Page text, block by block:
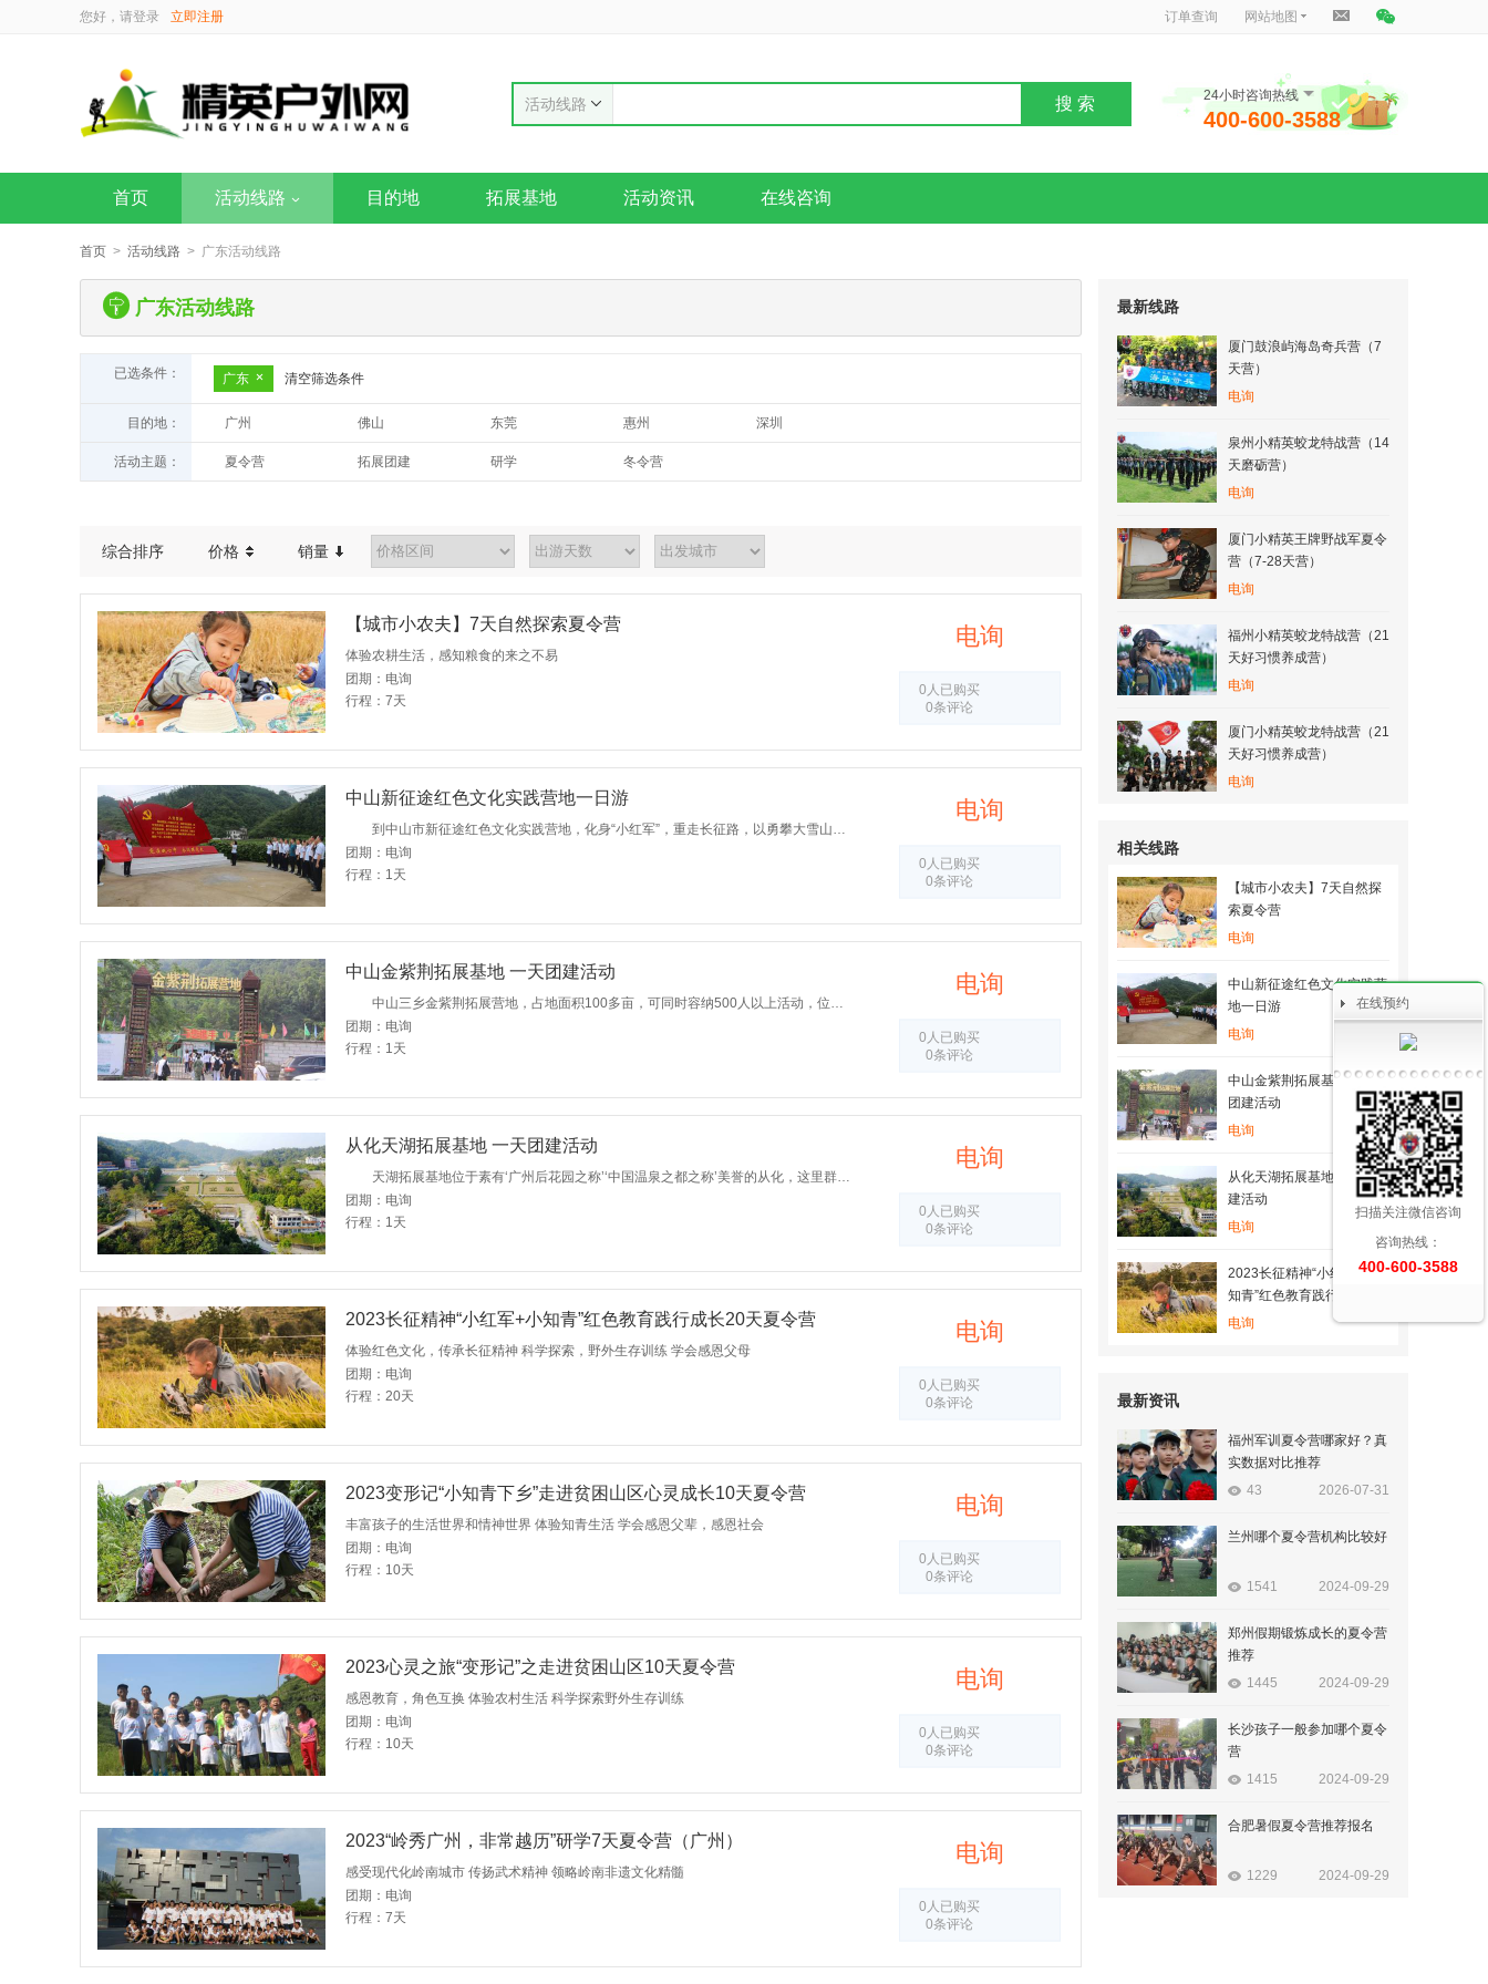
您好，请登录 立即注册 订单查询 网站地图
活动线路 搜 索 24小时咨询热线
400-600-3588
首页 活动线路 目的地 拓展基地 活动资讯 在线咨询
首页 > 活动线路 > 广东活动线路
广东活动线路
已选条件： 广东 清空筛选条件
目的地： 广州 佛山 东莞 惠州 深圳
活动主题： 夏令营 拓展团建 研学 冬令营
综合排序 价格 销量
【城市小农夫】7天自然探索夏令营
体验农耕生活，感知粮食的来之不易
团期：电询
行程：7天
电询
0人已购买
0条评论
中山新征途红色文化实践营地一日游
到中山市新征途红色文化实践营地，化身“小红军”，重走长征路，以勇攀大雪山、追击炮大战、农耕体验等活动，感受长征的艰苦卓越和伟大长征精神。
团期：电询
行程：1天
电询
0人已购买
0条评论
中山金紫荆拓展基地 一天团建活动
中山三乡金紫荆拓展营地，占地面积100多亩，可同时容纳500人以上活动，位于风景优美的石人山脚下，依山傍水、空气清新，是团队活动、亲子游玩的最佳选择。
团期：电询
行程：1天
电询
0人已购买
0条评论
从化天湖拓展基地 一天团建活动
天湖拓展基地位于素有‘广州后花园之称’‘中国温泉之都之称’美誉的从化，这里群山环峙，峰峦叠嶂，飞瀑流泉与湖光山色交相辉映，自然风光优美怡人，负离子近万个/MM3，让您尽情享受生态大自然青山绿水的无限风光，形成一个以拓展、旅游相结合的主题景点。
团期：电询
行程：1天
电询
0人已购买
0条评论
2023长征精神“小红军+小知青”红色教育践行成长20天夏令营
体验红色文化，传承长征精神 科学探索，野外生存训练 学会感恩父母
团期：电询
行程：20天
电询
0人已购买
0条评论
2023变形记“小知青下乡”走进贫困山区心灵成长10天夏令营
丰富孩子的生活世界和情神世界 体验知青生活 学会感恩父辈，感恩社会
团期：电询
行程：10天
电询
0人已购买
0条评论
2023心灵之旅“变形记”之走进贫困山区10天夏令营
感恩教育，角色互换 体验农村生活 科学探索野外生存训练
团期：电询
行程：10天
电询
0人已购买
0条评论
2023“岭秀广州，非常越历”研学7天夏令营（广州）
感受现代化岭南城市 传扬武术精神 领略岭南非遗文化精髓
团期：电询
行程：7天
电询
0人已购买
0条评论
最新线路
厦门鼓浪屿海岛奇兵营（7
天营）
电询
泉州小精英蛟龙特战营（14
天磨砺营）
电询
厦门小精英王牌野战军夏令
营（7-28天营）
电询
福州小精英蛟龙特战营（21
天好习惯养成营）
电询
厦门小精英蛟龙特战营（21
天好习惯养成营）
电询
相关线路
【城市小农夫】7天自然探
索夏令营
电询
中山新征途红色文化实践营
地一日游
电询
中山金紫荆拓展基地 一天
团建活动
电询
从化天湖拓展基地 一天团
建活动
电询
2023长征精神“小红军+小
知青”红色教育践行成长20
天夏令营
电询
最新资讯
福州军训夏令营哪家好？真
实数据对比推荐
43
2026-07-31
兰州哪个夏令营机构比较好
1541 2024-09-29
郑州假期锻炼成长的夏令营
推荐
1445
2024-09-29
长沙孩子一般参加哪个夏令
营
1415
2024-09-29
合肥暑假夏令营推荐报名
1229 2024-09-29
在线预约
扫描关注微信咨询
咨询热线：
400-600-3588